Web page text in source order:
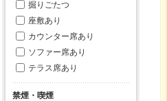
掘りごたつ
座敷あり
カウンター席あり
ソファー席あり
テラス席あり
禁煙・喫煙